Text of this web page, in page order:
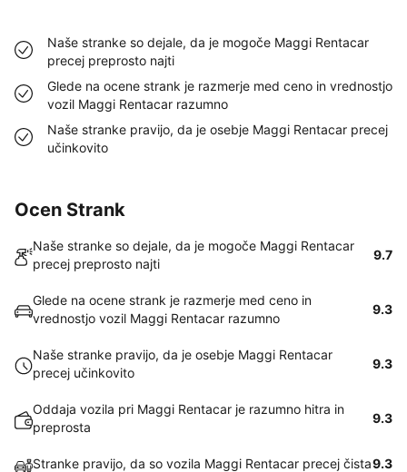
Naše stranke so dejale, da je mogoče Maggi Rentacar
precej preprosto najti
Glede na ocene strank je razmerje med ceno in vrednostjo
vozil Maggi Rentacar razumno
Naše stranke pravijo, da je osebje Maggi Rentacar precej
učinkovito
Ocen Strank
Naše stranke so dejale, da je mogoče Maggi Rentacar
precej preprosto najti
9.7
Glede na ocene strank je razmerje med ceno in
vrednostjo vozil Maggi Rentacar razumno
9.3
Naše stranke pravijo, da je osebje Maggi Rentacar
precej učinkovito
9.3
Oddaja vozila pri Maggi Rentacar je razumno hitra in
preprosta
9.3
Stranke pravijo, da so vozila Maggi Rentacar precej čista9.3